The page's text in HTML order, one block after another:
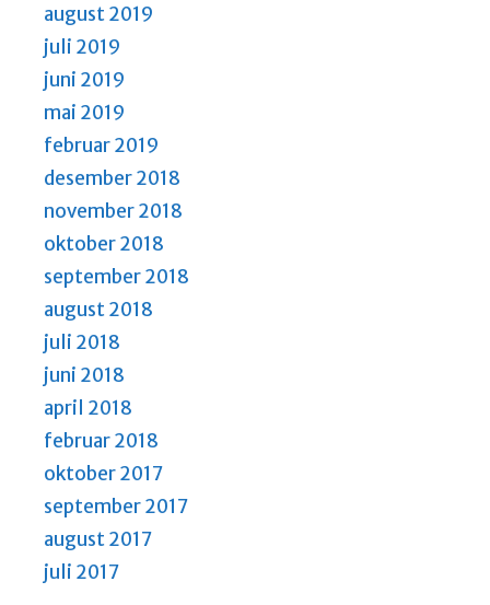
august 2019
juli 2019
juni 2019
mai 2019
februar 2019
desember 2018
november 2018
oktober 2018
september 2018
august 2018
juli 2018
juni 2018
april 2018
februar 2018
oktober 2017
september 2017
august 2017
juli 2017